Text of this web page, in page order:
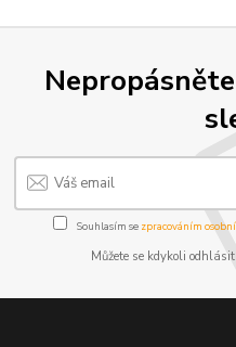
Souhlasím se zpracováním
Můžete se kdykoli